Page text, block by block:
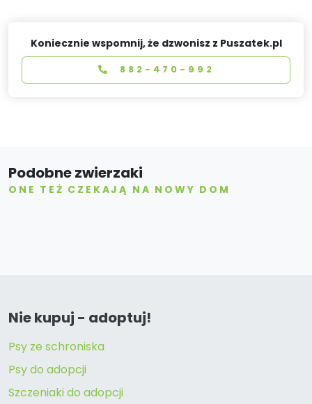
Koniecznie wspomnij, że dzwonisz z Puszatek.pl
882-470-992
Podobne zwierzaki
ONE TEŻ CZEKAJĄ NA NOWY DOM
Nie kupuj - adoptuj!
Psy ze schroniska
Psy do adopcji
Szczeniaki do adopcji